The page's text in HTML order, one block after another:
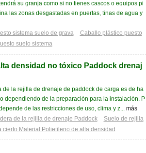
su granja como si no tienes cascos o equipos pi
las zonas desgastadas en puertas, tinas de agua y
sistema suelo de grava
Caballo plástico puesto
suelo sistema
densidad no tóxico Paddock drenaj
la rejilla de drenaje de paddock de carga es de ha
dependiendo de la preparación para la instalación. P
de las restricciones de uso, clima y z... más
de la rejilla de drenaje Paddock
Suelo de rejilla
cierto Material Polietileno de alta densidad